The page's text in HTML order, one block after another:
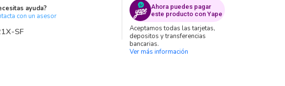
ayuda?
con un asesor
Ahora puedes pagar
este producto con Yape
Aceptamos todas las tarjetas,
depositos y transferencias
bancarias.
Ver más información
SF